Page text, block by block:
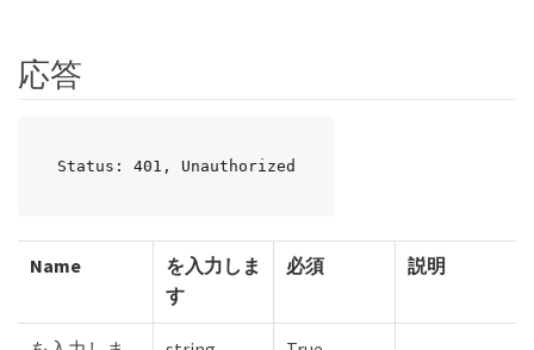
応答
Status: 401, Unauthorized
Name
を入力しま
す
必須 説明